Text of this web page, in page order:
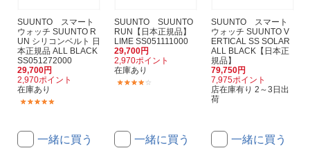
SUUNTO スマート
ウォッチ SUUNTO R
UN シリコンベルト 日
本正規品 ALL BLACK
SS051272000
29,700円
2,970ポイント
在庫あり
一緒に買う
SUUNTO SUUNTO
RUN【日本正規品】
LIME SS051111000
29,700円
2,970ポイント
在庫あり
一緒に買う
SUUNTO スマート
ウォッチ SUUNTO V
ERTICAL SS SOLAR
ALL BLACK【日本正
規品】
79,750円
7,975ポイント
店在庫有り 2～3日出
荷
一緒に買う